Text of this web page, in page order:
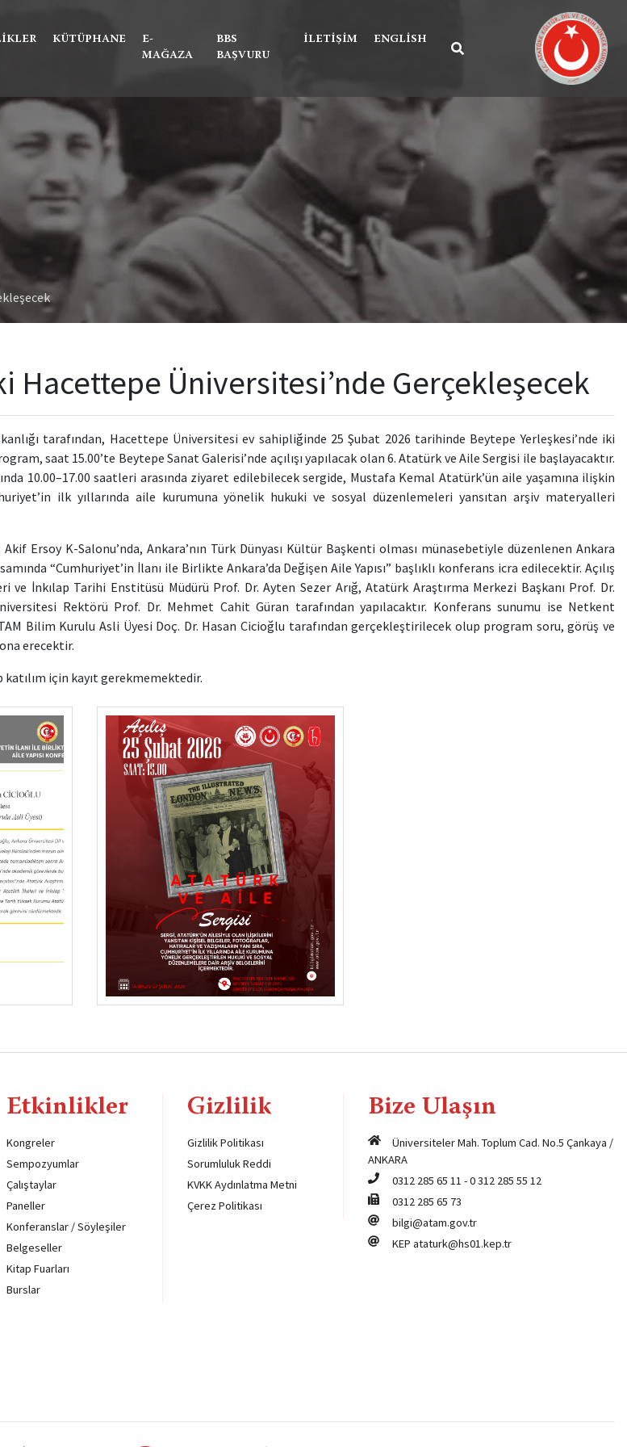
KÜTÜPHANE
E-
MAĞAZA
BBS
BAŞVURU
İLETIŞIM ENGLISH
Hacettepe Üniversitesi’nde Gerçekleşecek
tarafından, Hacettepe Üniversitesi ev sahipliğinde 25 Şubat 2026 tarihinde Beytepe Yerleşkesi’nde iki
saat 15.00’te Beytepe Sanat Galerisi’nde açılışı yapılacak olan 6. Atatürk ve Aile Sergisi ile başlayacaktır.
10.00–17.00 saatleri arasında ziyaret edilebilecek sergide, Mustafa Kemal Atatürk’ün aile yaşamına ilişkin
ilk yıllarında aile kurumuna yönelik hukuki ve sosyal düzenlemeleri yansıtan arşiv materyalleri
Akif Ersoy K-Salonu’nda, Ankara’nın Türk Dünyası Kültür Başkenti olması münasebetiyle düzenlenen Ankara
“Cumhuriyet’in İlanı ile Birlikte Ankara’da Değişen Aile Yapısı” başlıklı konferans icra edilecektir. Açılış
ve İnkılap Tarihi Enstitüsü Müdürü Prof. Dr. Ayten Sezer Arığ, Atatürk Araştırma Merkezi Başkanı Prof. Dr.
Rektörü Prof. Dr. Mehmet Cahit Güran tarafından yapılacaktır. Konferans sunumu ise Netkent
Bilim Kurulu Asli Üyesi Doç. Dr. Hasan Cicioğlu tarafından gerçekleştirilecek olup program soru, görüş ve
erecektir.
için kayıt gerekmemektedir.
Etkinlikler
Kongreler
Sempozyumlar
Çalıştaylar
Paneller
Konferanslar / Söyleşiler
Belgeseller
Kitap Fuarları
Burslar
Gizlilik
Gizlilik Politikası
Sorumluluk Reddi
KVKK Aydınlatma Metni
Çerez Politikası
Bize Ulaşın
Üniversiteler Mah. Toplum Cad. No.5 Çankaya /
ANKARA
0312 285 65 11 -0 312 285 55 12
0312 285 65 73
bilgi@atam.gov.tr
KEP ataturk@hs01.kep.tr